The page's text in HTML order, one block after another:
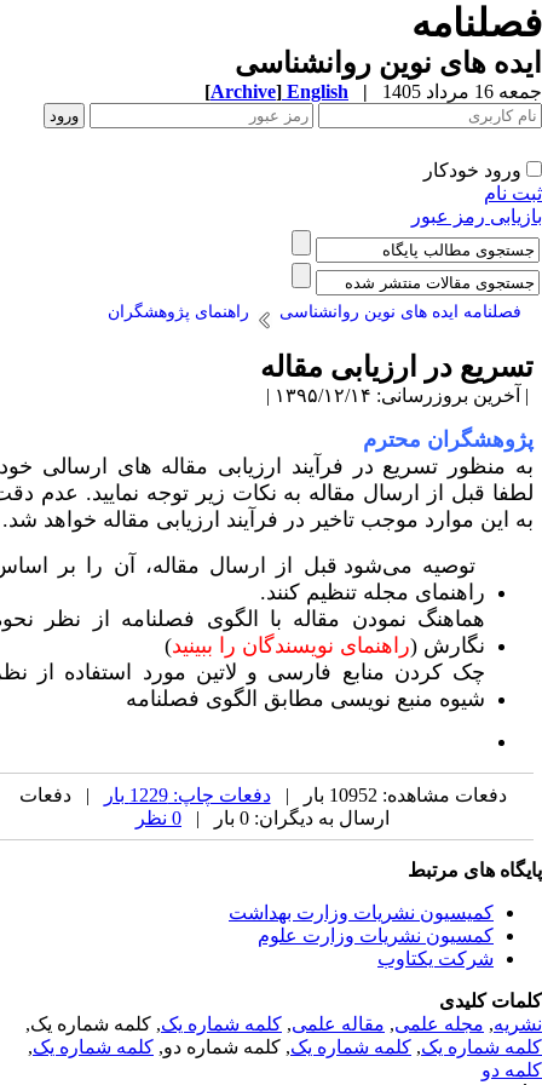
های نوین روانشناسی
مرداد 1405 |
English
[Archive]
ورود خودکار
نام
رمز عبور
فصلنامه ایده های نوین روانشناسی راهنمای پژوهشگران
در ارزیابی مقاله
بروزرسانی: ۱۳۹۵/۱۲/۱۴ |
محترم
منظور تسریع در فرآیند ارزیابی مقاله های ارسالی خود،
قبل از ارسال مقاله به نکات زیر توجه نمایید. عدم دقت
این موارد موجب تاخیر در فرآیند ارزیابی مقاله خواهد شد.
توصیه می‌شود قبل از ارسال مقاله، آن را بر اساس
راهنمای مجله تنظیم کنند.
هماهنگ نمودن مقاله با الگوی فصلنامه از نظر نحوه
نگارش ( راهنمای نویسندگان را ببینید)
چک کردن منابع فارسی و لاتین مورد استفاده از نظر
شیوه منبع نویسی مطابق الگوی فصلنامه
دفعات مشاهده: 10952 بار | دفعات چاپ: 1229 بار
| دفعات
ارسال به دیگران: 0 بار |
های مرتبط
کمیسیون نشریات وزارت بهداشت
کمسیون نشریات وزارت علوم
شرکت یکتاوب
کلیدی
,مجله علمی, مقاله علمی, کلمه شماره یک, کلمه شماره یک,
شماره یک,کلمه شماره یک, کلمه شماره دو,کلمه شماره یک,
دو